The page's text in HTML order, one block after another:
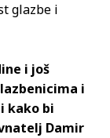
glazbe i
i još
i
kako bi
Damir